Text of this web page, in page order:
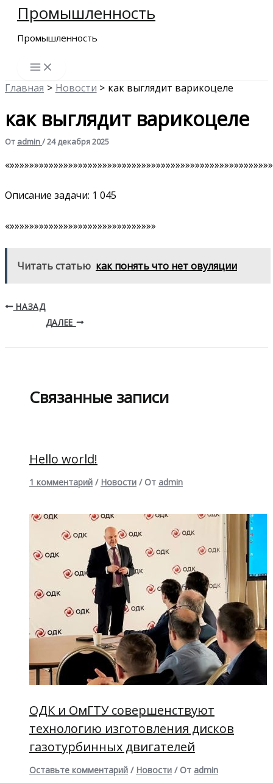
Перейти
содержимому
Промышленность
Промышленность
Главная Новости как выглядит варикоцеле
как выглядит варикоцеле
От admin/24 декабря 2025
Описание задачи: 1 045
«»»»»»»»»»»»»»»»»»»»»»»»»»»»»»»
Читать статью как понять что нет овуляции
НАЗАД
ДАЛЕЕ
Связанные записи
Hello world!
1 комментарий / Новости / От admin
ОДК и ОмГТУ совершенствуют
технологию изготовления дисков
газотурбинных двигателей
Оставьте комментарий / Новости / От admin